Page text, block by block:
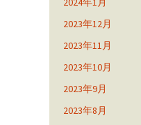
2023年12月
2023年11月
2023年10月
2023年9月
2023年8月